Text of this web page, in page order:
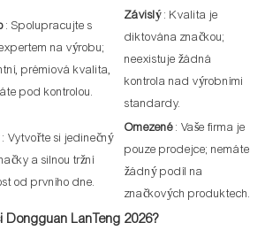
: Spolupracujte s
na výrobu;
prémiová kvalita,
pod kontrolou.
Závislý: Kvalita je
diktována značkou;
neexistuje žádná
kontrola nad výrobními
standardy.
: Vytvořte si jedinečný
a silnou tržní
od prvního dne.
Omezené: Vaše firma je
pouze prodejce; nemáte
žádný podíl na
značkových produktech.
Dongguan LanTeng 2026?